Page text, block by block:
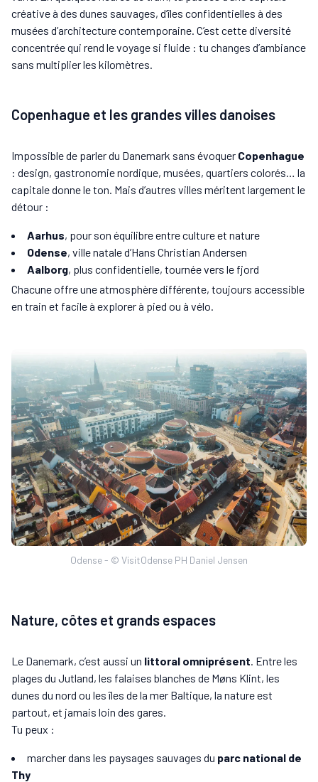
créative à des dunes sauvages, d’îles confidentielles à des
musées d’architecture contemporaine. C’est cette diversité
concentrée qui rend le voyage si fluide : tu changes d’ambiance
sans multiplier les kilomètres.
Copenhague et les grandes villes danoises
Impossible de parler du Danemark sans évoquer Copenhague
: design, gastronomie nordique, musées, quartiers colorés… la
capitale donne le ton. Mais d’autres villes méritent largement le
détour :
Aarhus, pour son équilibre entre culture et nature
Odense, ville natale d’Hans Christian Andersen
Aalborg, plus confidentielle, tournée vers le fjord
Chacune offre une atmosphère différente, toujours accessible
en train et facile à explorer à pied ou à vélo.
Odense - © VisitOdense PH Daniel Jensen
Nature, côtes et grands espaces
Le Danemark, c’est aussi un littoral omniprésent. Entre les
plages du Jutland, les falaises blanches de Møns Klint, les
dunes du nord ou les îles de la mer Baltique, la nature est
partout, et jamais loin des gares.
Tu peux :
marcher dans les paysages sauvages du parc national de
Thy